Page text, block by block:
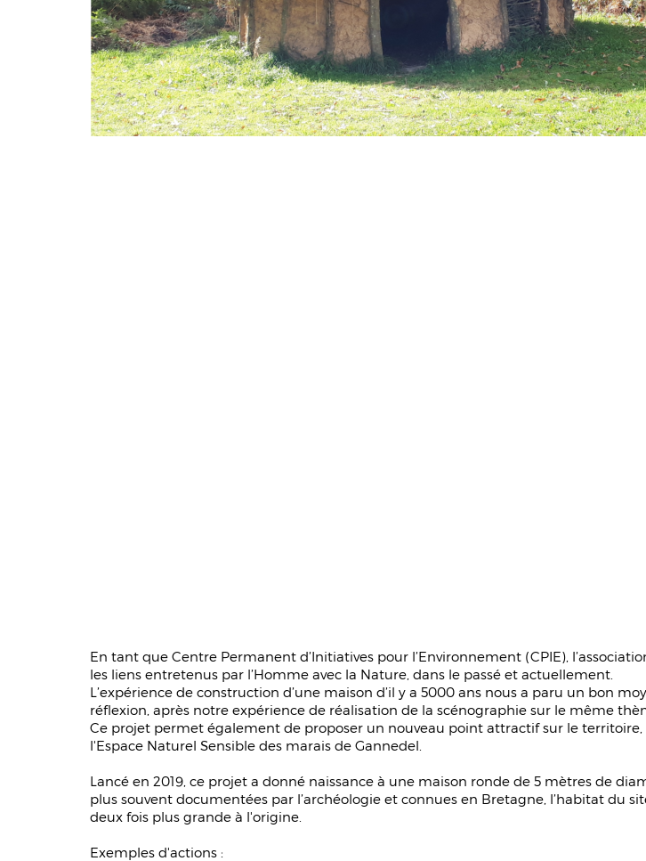
En tant que Centre Permanent d’Initiatives pour l’Environnement (CPIE),
les liens entretenus par l’Homme avec la Nature, dans le passé et actuellement.
L’expérience de construction d’une maison d’il y a 5000 ans nous a paru un bon
réflexion, après notre expérience de réalisation de la scénographie sur le même
Ce projet permet également de proposer un nouveau point attractif sur le
l'Espace Naturel Sensible des marais de Gannedel.
Lancé en 2019, ce projet a donné naissance à une maison ronde de 5 mètres de
plus souvent documentées par l’archéologie et connues en Bretagne, l’habitat du
deux fois plus grande à l'origine.
Exemples d'actions :